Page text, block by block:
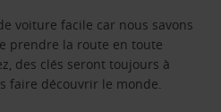
voiture facile car nous savons
prendre la route en toute
des clés seront toujours à
faire découvrir le monde.